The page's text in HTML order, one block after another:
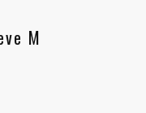
M